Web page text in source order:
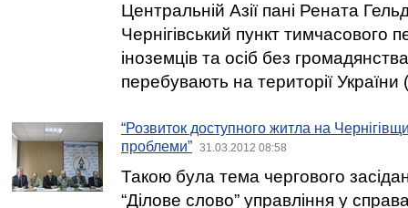
Центральній Азії пані Рената
Чернігівський пункт тимчасового
іноземців та осіб без
перебувають на території України
“Розвиток доступного житла на
проблеми”
31.03.2012 08:58
Такою була тема чергового
“Ділове слово” управління у